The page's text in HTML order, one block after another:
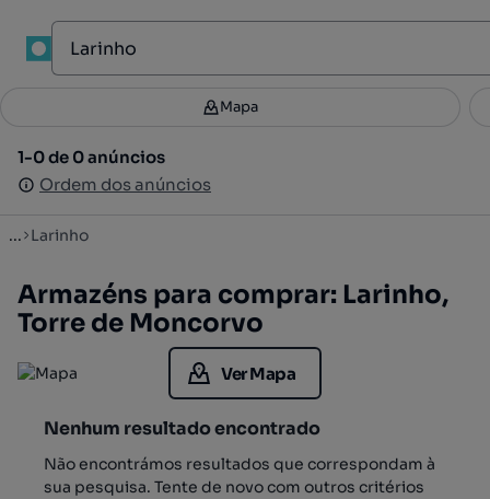
Filtros 2
1-0 de 0 anúncios
Ordem dos anúncios
Mapa
1-0 de 0 anúncios
Ordem dos anúncios
... Larinho
Armazéns para comprar: Larinho,
Torre de Moncorvo
Ver Mapa
Nenhum resultado encontrado
Não encontrámos resultados que correspondam à
sua pesquisa. Tente de novo com outros critérios